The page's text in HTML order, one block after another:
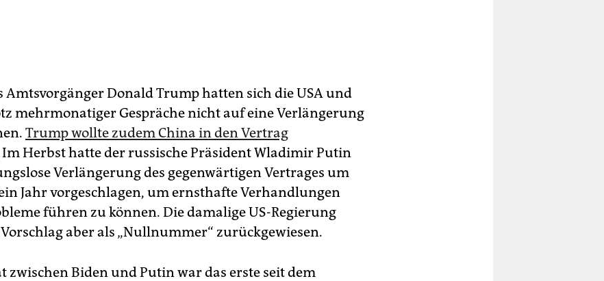
Amtsvorgänger Donald Trump hatten sich die USA und
mehrmonatiger Gespräche nicht auf eine Verlängerung
Trump wollte zudem China in den Vertrag
Im Herbst hatte der russische Präsident Wladimir Putin
Verlängerung des gegenwärtigen Vertrages um
Jahr vorgeschlagen, um ernsthafte Verhandlungen
führen zu können. Die damalige US-Regierung
aber als „Nullnummer“ zurückgewiesen.
zwischen Biden und Putin war das erste seit dem